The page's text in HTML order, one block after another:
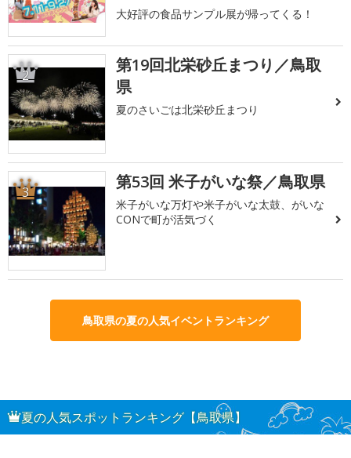
大好評の食品サンプル展が帰ってくる！
2
第19回北栄砂丘まつり／鳥取
県
夏のさいごは北栄砂丘まつり
3 第53回 米子がいな祭／鳥取県
米子がいな万灯や米子がいな太鼓、がいな
CONで町が活気づく
鳥取県の夏の人気イベントランキング
夏の人気スポットランキング【鳥取県】